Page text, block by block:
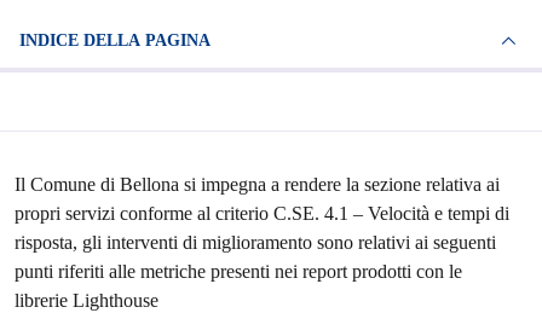
INDICE DELLA PAGINA
Il Comune di Bellona si impegna a rendere la sezione relativa ai
propri servizi conforme al criterio C.SE. 4.1 – Velocità e tempi di
risposta, gli interventi di miglioramento sono relativi ai seguenti
punti riferiti alle metriche presenti nei report prodotti con le
librerie Lighthouse